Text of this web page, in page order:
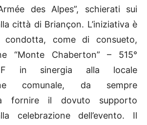
des Alpes”, schierati sui
città di Briançon. L’iniziativa è
condotta, come di consueto,
“Monte Chaberton” – 515°
in sinergia alla locale
comunale, da sempre
fornire il dovuto supporto
celebrazione dell’evento. Il